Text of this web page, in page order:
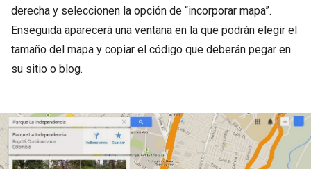
derecha y seleccionen la opción de “incorporar mapa”.
Enseguida aparecerá una ventana en la que podrán elegir el
tamaño del mapa y copiar el código que deberán pegar en
su sitio o blog.